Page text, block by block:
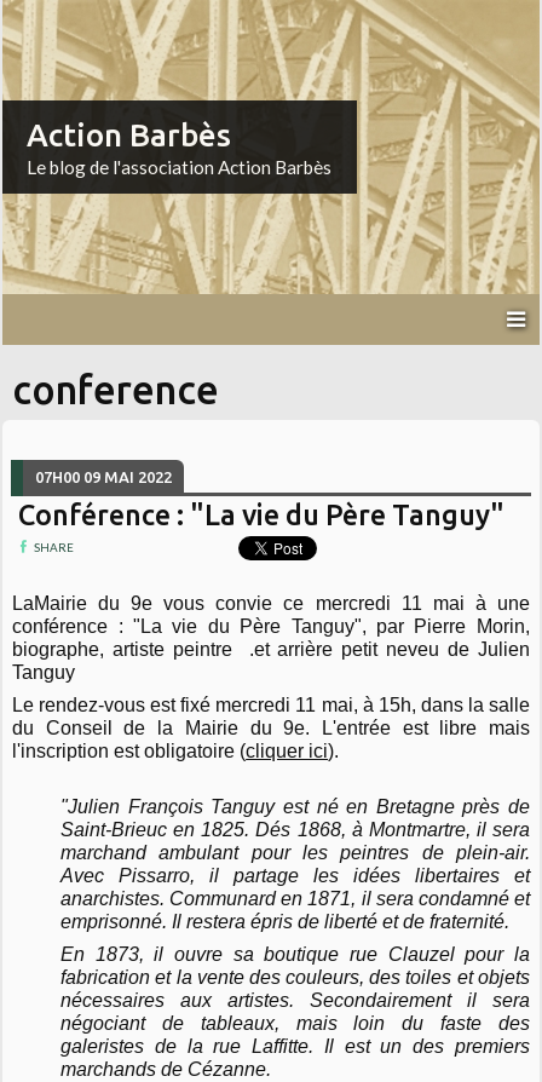
Action Barbès
Le blog de l'association Action Barbès
conference
07H00 09 MAI 2022
Conférence : "La vie du Père Tanguy"
SHARE
LaMairie du 9e vous convie ce mercredi 11 mai à une
conférence : " La vie du Père Tanguy", par Pierre Morin,
biographe, artiste peintre .et arrière petit neveu de Julien
Tanguy
Le rendez-vous est fixé mercredi 11 mai, à 15h, dans la salle
du Conseilde la Mairie du 9e. L'entrée est libre mais
l'inscription est obligatoire (cliquer ici).
"Julien François Tanguy est né en Bretagne près de
Saint-Brieuc en 1825. Dés 1868, à Montmartre, il sera
marchand ambulant pour les peintres de plein-air.
Avec Pissarro, il partage les idées libertaires et
anarchistes. Communard en 1871, il sera condamné et
emprisonné. Il restera épris de liberté et de fraternité.
En 1873, il ouvre sa boutique rue Clauzel pour la
fabrication et la vente des couleurs, des toiles et objets
nécessaires aux artistes. Secondairement il sera
négociant de tableaux, mais loin du faste des
galeristes de la rue Laffitte. Il est un des premiers
marchands de Cézanne.